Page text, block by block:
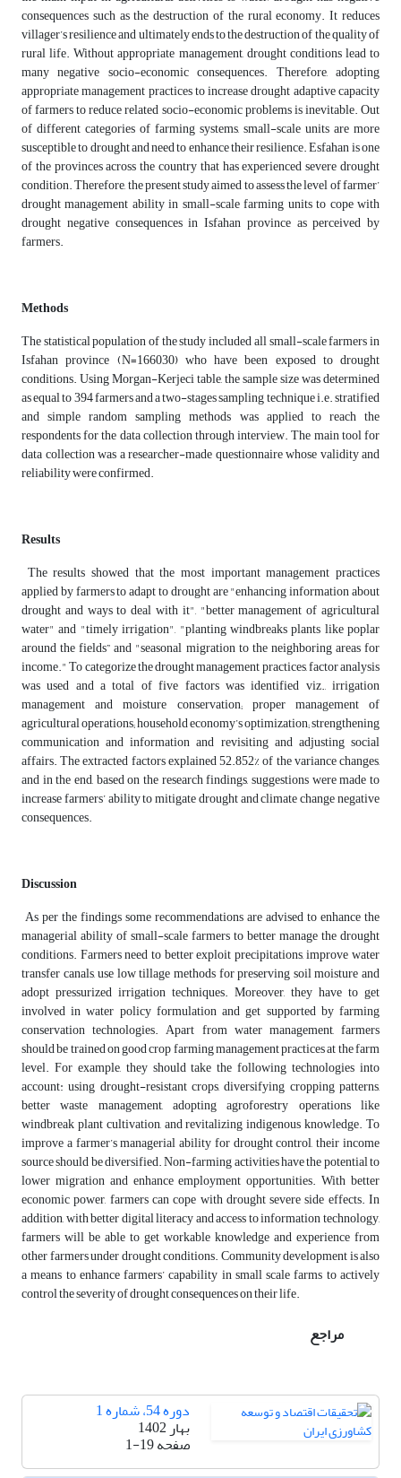
consequences such as the destruction of the rural economy. It reduces
villager’s resilience and ultimately ends to the destruction of the quality of
rural life. Without appropriate management, drought conditions lead to
many negative socio-economic consequences. Therefore, adopting
appropriate management practices to increase drought adaptive capacity
of farmers to reduce related socio-economic problems is inevitable. Out
of different categories of farming systems, small-scale units are more
susceptible to drought and need to enhance their resilience. Esfahan is one
of the provinces across the country that has experienced severe drought
condition. Therefore, the present study aimed to assess the level of farmer’
drought management ability in small-scale farming units to cope with
drought negative consequences in Isfahan province as perceived by
farmers.
Methods
The statistical population of the study included all small-scale farmers in
Isfahan province (N=166030) who have been exposed to drought
conditions. Using Morgan-Kerjeci table, the sample size was determined
as equal to 394 farmers and a two-stages sampling technique i.e. stratified
and simple random sampling methods was applied to reach the
respondents for the data collection through interview. The main tool for
data collection was a researcher-made questionnaire whose validity and
reliability were confirmed.
Results
The results showed that the most important management practices
applied by farmers to adapt to drought are "enhancing information about
drought and ways to deal with it", "better management of agricultural
water" and "timely irrigation", "planting windbreaks plants like poplar
around the fields” and "seasonal migration to the neighboring areas for
income." To categorize the drought management practices, factor analysis
was used and a total of five factors was identified viz., irrigation
management and moisture conservation; proper management of
agricultural operations; household economy’s optimization; strengthening
communication and information and revisiting and adjusting social
affairs. The extracted factors explained 52.852% of the variance changes,
and in the end, based on the research findings, suggestions were made to
increase farmers’ ability to mitigate drought and climate change negative
consequences.
Discussion
As per the findings some recommendations are advised to enhance the
managerial ability of small-scale farmers to better manage the drought
conditions. Farmers need to better exploit precipitations, improve water
transfer canals, use low tillage methods for preserving soil moisture and
adopt pressurized irrigation techniques. Moreover, they have to get
involved in water policy formulation and get supported by farming
conservation technologies. Apart from water management, farmers
should be trained on good crop farming management practices at the farm
level. For example, they should take the following technologies into
account: using drought-resistant crops, diversifying cropping patterns,
better waste management, adopting agroforestry operations like
windbreak plant cultivation, and revitalizing indigenous knowledge. To
improve a farmer’s managerial ability for drought control, their income
source should be diversified. Non-farming activities have the potential to
lower migration and enhance employment opportunities. With better
economic power, farmers can cope with drought severe side effects. In
addition, with better digital literacy and access to information technology,
farmers will be able to get workable knowledge and experience from
other farmers under drought conditions. Community development is also
a means to enhance farmers’ capability in small scale farms to actively
control the severity of drought consequences on their life.
مراجع
دوره 54، شماره 1
بهار 1402
صفحه1-19